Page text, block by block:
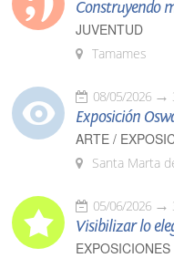
Construyendo
JUVENTUD
Tamames
08/05/2026
Exposición
ARTE /
Santa Marta
05/06/2026
Visibilizar lo
EXPOSICIONES